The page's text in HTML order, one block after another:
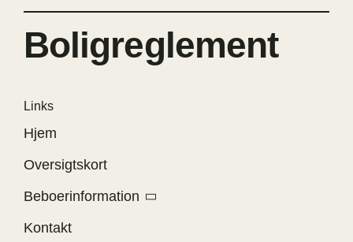
Boligreglement
Links
Hjem
Oversigtskort
Beboerinformation
Kontakt